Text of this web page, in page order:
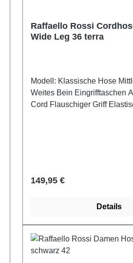
Raffaello Rossi
Wide Leg 36 terra
Modell: Klassische Hose Mittlere Leibhöhe
Weites Bein Eingrifftaschen Artikel: Weicher
Cord Flauschiger Griff Elastisch 87 %
Verkaufspreis:
149,95 €
Details